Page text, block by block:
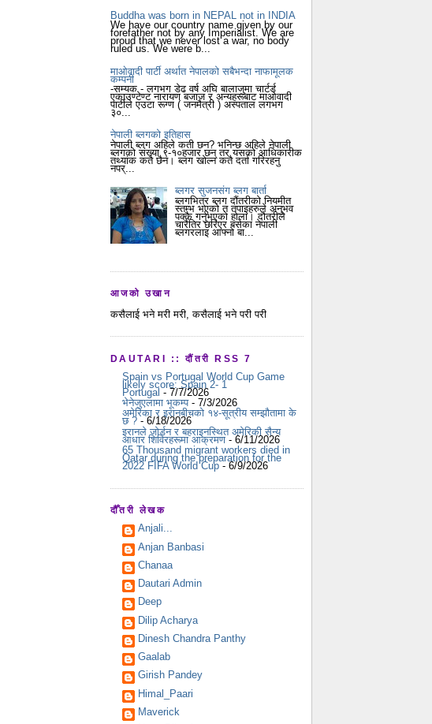
Buddha was born in NEPAL not in INDIA
We have our country name given by our
forefather not by any Imperialist. We are
proud that we never lost a war, no body
ruled us. We were b...
माओवादी पार्टी अर्थात नेपालको सबैभन्दा नाफामूलक
कम्पनी
-सम्यक - लगभग डेढ वर्ष अघि बालाजुमा चार्टर्ड
एकाउण्टेण्ट नारायण बजाज र अन्यहरूबाट माओवादी
पार्टीले एउटा रूग्ण ( जनमैत्री ) अस्पताल लगभग
३०...
नेपाली ब्लगको इतिहास
नेपाली ब्लग अहिले कती छन? भनिन्छ अहिले नेपाली
ब्लगको संख्या ९-१०हजार छन् तर यसको आधिकारीक
तथ्यांक कतै छैन। ब्लग खोल्न कतै दर्ता गरिरहनु
नपर्...
ब्लगर सुजनसंग ब्लग बार्ता
ब्लगभित्र ब्लग दौंतरीको नियमीत
स्तम्भ भएको त तपाइहरुले अनुभव
पक्कै गर्नुभएको होला। दौतरीले
चारैतिर छरिएर बसेका नेपाली
ब्लगरलाइ आफ्नो बा...
आजको उखान
कसैलाई भने मरी मरी, कसैलाई भने परी परी
DAUTARI :: दौंतरी RSS 7
Spain vs Portugal World Cup Game
likely score: Spain 2- 1
Portugal - 7/7/2026
भेनेजुएलामा भूकम्प- 7/3/2026
अमेरिका र इरानबीचको १४-सूत्रीय सम्झौतामा के
छ ? - 6/18/2026
इरानले जोर्डन र बहराइनस्थित अमेरिकी सैन्य
आधार शिविरहरूमा आक्रमण- 6/11/2026
65 Thousand migrant workers died in
Qatar during the preparation for the
2022 FIFA World Cup - 6/9/2026
दौँतरी लेखक
Anjali...
Anjan Banbasi
Chanaa
Dautari Admin
Deep
Dilip Acharya
Dinesh Chandra Panthy
Gaalab
Girish Pandey
Himal_Paari
Maverick